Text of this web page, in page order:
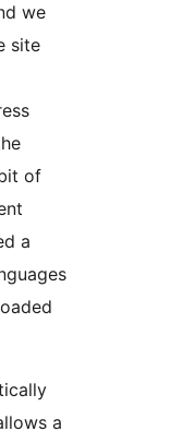
we
site
of
a
a